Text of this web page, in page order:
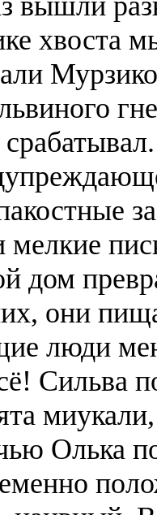
хвоста
дом
они
люди
Сильва
Олька